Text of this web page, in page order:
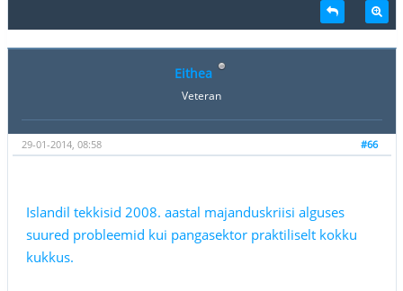
Eithea
Veteran
#66
29-01-2014, 08:58
Islandil tekkisid 2008. aastal majanduskriisi alguses
suured probleemid kui pangasektor praktiliselt kokku
kukkus.